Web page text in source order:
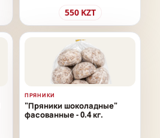
550 KZT
ПРЯНИКИ
"Пряники шоколадные"
фасованные - 0.4 кг.